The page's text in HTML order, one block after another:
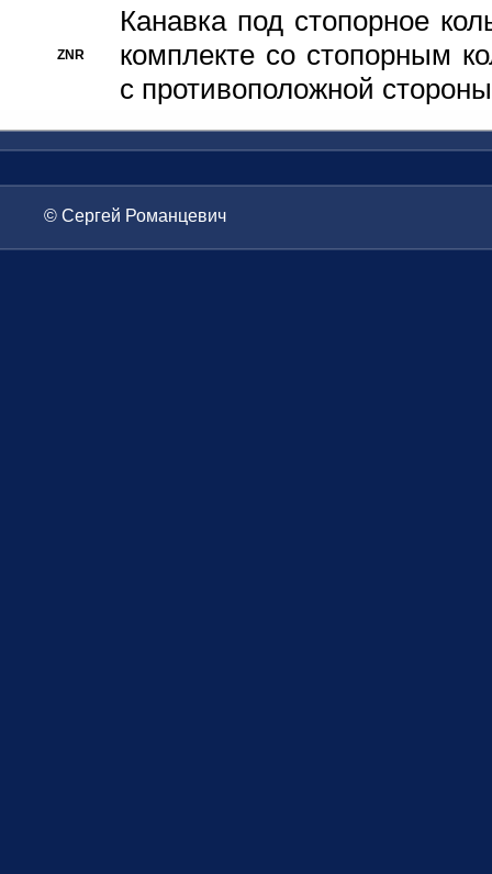
ZNR
Канавка под стопорное
комплекте со стопорным
с противоположной стороны
© Сергей Романцевич